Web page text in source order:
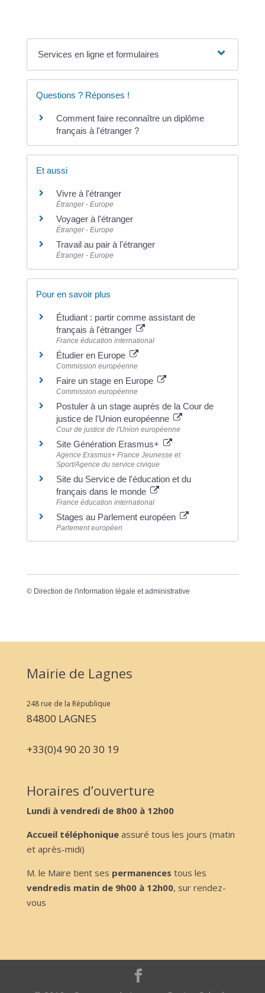
Services en ligne et formulaires
Questions ? Réponses !
Comment faire reconnaître un diplôme
français à l'étranger ?
Et aussi
Vivre à l'étranger
Étranger - Europe
Voyager à l'étranger
Étranger - Europe
Travail au pair à l'étranger
Étranger - Europe
Pour en savoir plus
Étudiant : partir comme assistant de
français à l'étranger
France éducation international
Étudier en Europe
Commission européenne
Faire un stage en Europe
Commission européenne
Postuler à un stage auprès de la Cour de
justice de l'Union européenne
Cour de justice de l'Union européenne
Site Génération Erasmus+
Agence Erasmus+ France Jeunesse et
Sport/Agence du service civique
Site du Service de l'éducation et du
français dans le monde
France éducation international
Stages au Parlement européen
Parlement européen
© Direction de l'information légale et administrative
Mairie de Lagnes
248 rue de la République
84800 LAGNES
+33(0)4 90 20 30 19
Horaires d’ouverture
Lundi à vendredi de 8h00 à 12h00
Accueil téléphoniqueassuré tous les jours (matin
et après-midi)
M. le Maire tient ses permanences tous les
vendredis matin de 9h00 à 12h00, sur rendez-
vous